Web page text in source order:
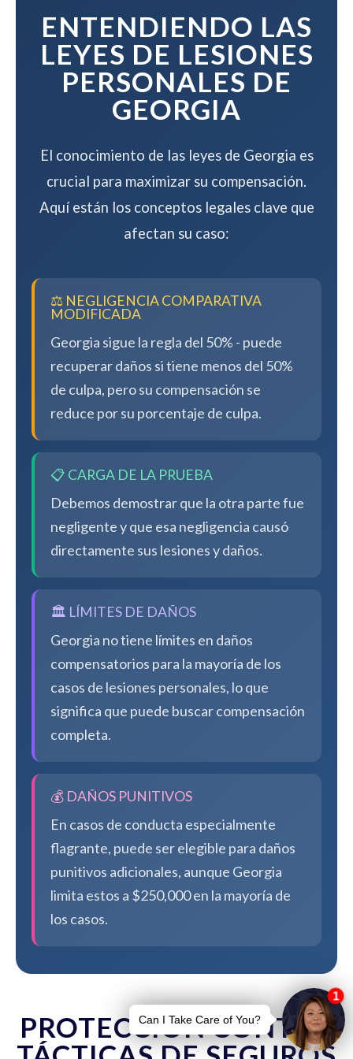
ENTENDIENDO LAS
LEYES DE LESIONES
PERSONALES DE
GEORGIA
El conocimiento de las leyes de Georgia es
crucial para maximizar su compensación.
Aquí están los conceptos legales clave que
afectan su caso:
⚖️ NEGLIGENCIA COMPARATIVA
MODIFICADA
Georgia sigue la regla del 50% - puede
recuperar daños si tiene menos del 50%
de culpa, pero su compensación se
reduce por su porcentaje de culpa.
📋 CARGA DE LA PRUEBA
Debemos demostrar que la otra parte fue
negligente y que esa negligencia causó
directamente sus lesiones y daños.
🏛️ LÍMITES DE DAÑOS
Georgia no tiene límites en daños
compensatorios para la mayoría de los
casos de lesiones personales, lo que
significa que puede buscar compensación
completa.
💰 DAÑOS PUNITIVOS
En casos de conducta especialmente
flagrante, puede ser elegible para daños
punitivos adicionales, aunque Georgia
limita estos a $250,000 en la mayoría de
los casos.
PROTECCIÓN CONTRA